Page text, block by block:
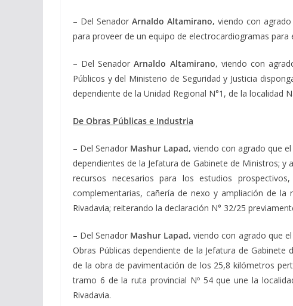
– Del Senador Arnaldo Altamirano, viendo con
para proveer de un equipo de electrocardiogramas
– Del SenadorArnaldo Altamirano, viendo con
Públicos y del Ministerio de Seguridad y Justicia
dependiente de la Unidad Regional N°1, de la localidad
De Obras Públicas e Industria
– Del Senador Mashur Lapad, viendo con agrado que
dependientes de la Jefatura de Gabinete de Ministros; y
recursos necesarios para los estudios
complementarias, cañería de nexo y ampliación de la
Rivadavia; reiterando la declaración N° 32/25
– Del Senador Mashur Lapad,viendo con agrado que
Obras Públicas dependiente de la Jefatura de
de la obra de pavimentación de los 25,8 kilómetros
tramo 6 de la ruta provincial Nº 54 que une la
Rivadavia.